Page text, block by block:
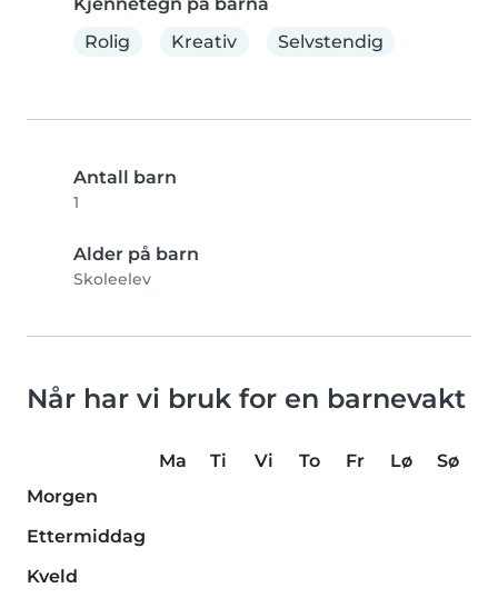
Rolig
Kreativ Selvstendig
Antall barn
1
Alder på barn
Skoleelev
Når har vi bruk for en barnevakt
Ma Ti Vi To Fr Lø
Sø
Morgen
Ettermiddag
Kveld